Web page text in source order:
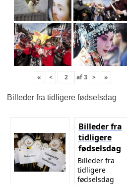
« < af3 > »
Billeder fra tidligere fødselsdag
Billeder fra
tidligere
fødselsdag
Billeder fra
tidligere
fødselsdag